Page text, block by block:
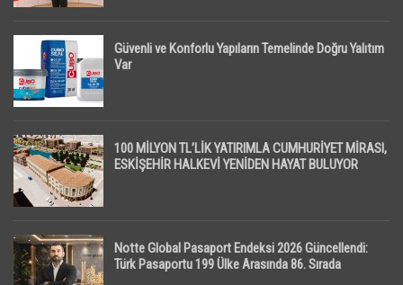
Güvenli ve Konforlu Yapıların Temelinde Doğru Yalıtım
Var
100 MİLYON TL’LİK YATIRIMLA CUMHURİYET MİRASI,
ESKİŞEHİR HALKEVİ YENİDEN HAYAT BULUYOR
Notte Global Pasaport Endeksi 2026 Güncellendi:
Türk Pasaportu 199 Ülke Arasında 86. Sırada